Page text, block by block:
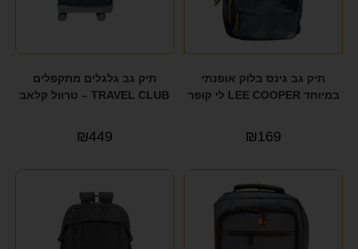
תיק גב גינס בלוק אופנתי
במיוחד LEE COOPER לי קופר
₪169
תיק גב גלגלים מתקפלים
TRAVEL CLUB – טרוול קלאב
₪449